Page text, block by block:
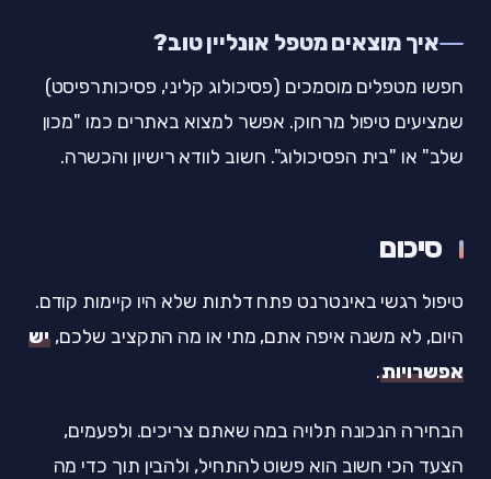
איך מוצאים מטפל אונליין טוב?
חפשו מטפלים מוסמכים (פסיכולוג קליני, פסיכותרפיסט)
שמציעים טיפול מרחוק. אפשר למצוא באתרים כמו "מכון
שלב" או "בית הפסיכולוג". חשוב לוודא רישיון והכשרה.
סיכום
טיפול רגשי באינטרנט פתח דלתות שלא היו קיימות קודם.
היום, לא משנה איפה אתם, מתי או מה התקציב שלכם, יש
אפשרויות.
הבחירה הנכונה תלויה במה שאתם צריכים. ולפעמים,
הצעד הכי חשוב הוא פשוט להתחיל, ולהבין תוך כדי מה